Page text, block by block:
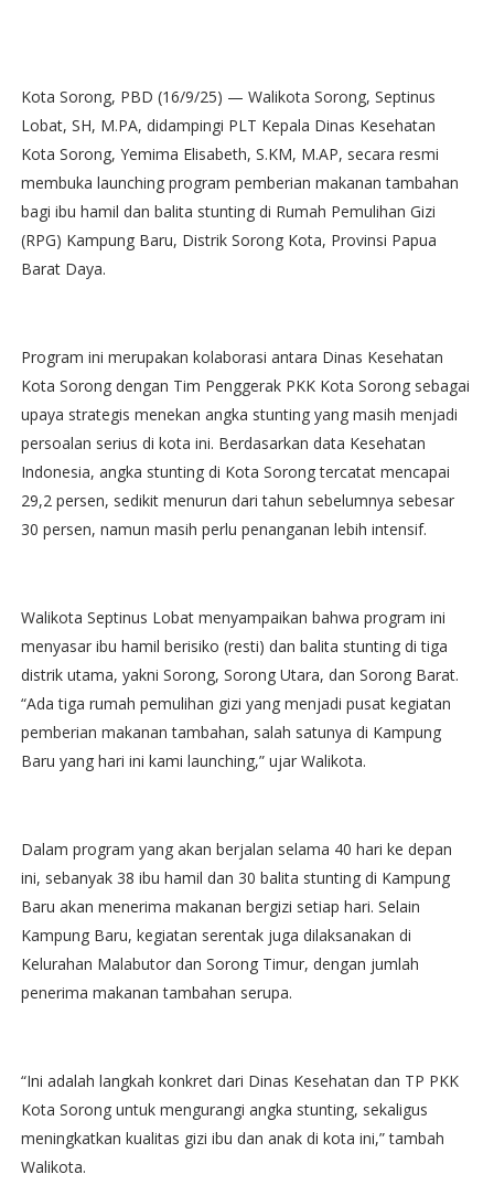
Kota Sorong, PBD (16/9/25) — Walikota Sorong, Septinus
Lobat, SH, M.PA, didampingi PLT Kepala Dinas Kesehatan
Kota Sorong, Yemima Elisabeth, S.KM, M.AP, secara resmi
membuka launching program pemberian makanan tambahan
bagi ibu hamil dan balita stunting di Rumah Pemulihan Gizi
(RPG) Kampung Baru, Distrik Sorong Kota, Provinsi Papua
Barat Daya.
Program ini merupakan kolaborasi antara Dinas Kesehatan
Kota Sorong dengan Tim Penggerak PKK Kota Sorong sebagai
upaya strategis menekan angka stunting yang masih menjadi
persoalan serius di kota ini. Berdasarkan data Kesehatan
Indonesia, angka stunting di Kota Sorong tercatat mencapai
29,2 persen, sedikit menurun dari tahun sebelumnya sebesar
30 persen, namun masih perlu penanganan lebih intensif.
Walikota Septinus Lobat menyampaikan bahwa program ini
menyasar ibu hamil berisiko (resti) dan balita stunting di tiga
distrik utama, yakni Sorong, Sorong Utara, dan Sorong Barat.
“Ada tiga rumah pemulihan gizi yang menjadi pusat kegiatan
pemberian makanan tambahan, salah satunya di Kampung
Baru yang hari ini kami launching,” ujar Walikota.
Dalam program yang akan berjalan selama 40 hari ke depan
ini, sebanyak 38 ibu hamil dan 30 balita stunting di Kampung
Baru akan menerima makanan bergizi setiap hari. Selain
Kampung Baru, kegiatan serentak juga dilaksanakan di
Kelurahan Malabutor dan Sorong Timur, dengan jumlah
penerima makanan tambahan serupa.
“Ini adalah langkah konkret dari Dinas Kesehatan dan TP PKK
Kota Sorong untuk mengurangi angka stunting, sekaligus
meningkatkan kualitas gizi ibu dan anak di kota ini,” tambah
Walikota.